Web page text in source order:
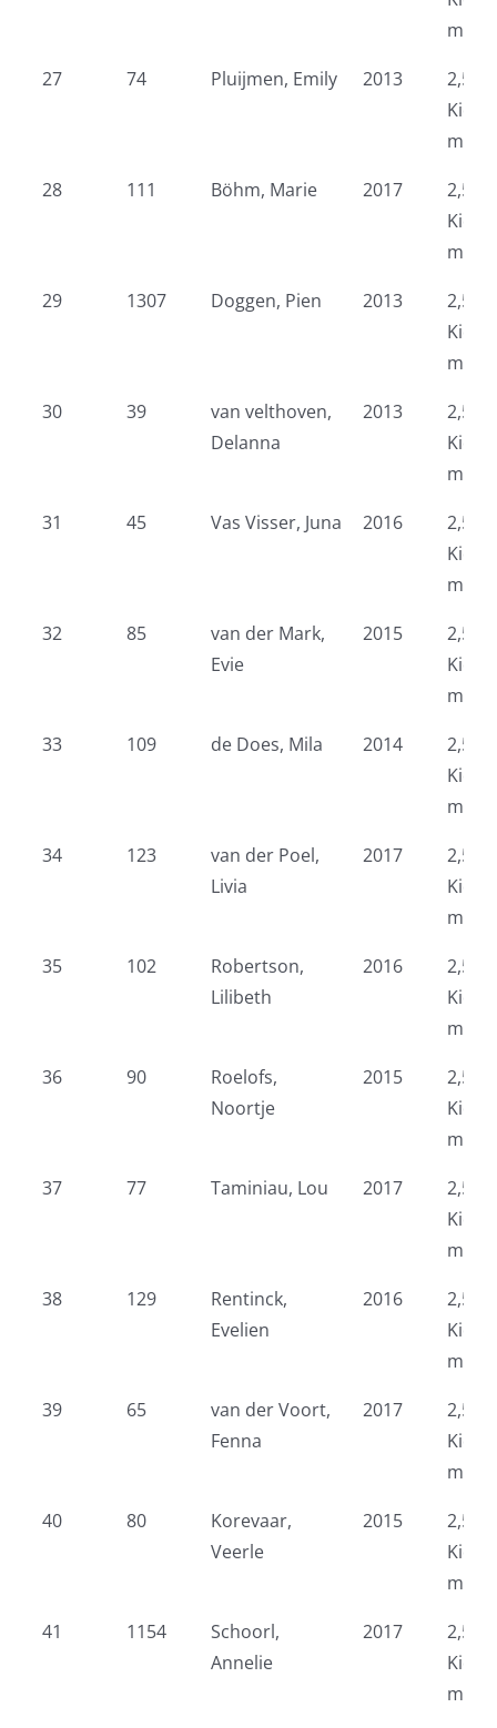
27
74 Pluijmen, Emily 2013
2,5
28
111 Böhm, Marie 2017
2,5
29
1307 Doggen, Pien 2013
2,5
30
39
van velthoven,
Delanna
2013
2,5
31
45 Vas Visser, Juna 2016
2,5
32
85
van der Mark,
Evie
2015
2,5
33
109 de Does, Mila 2014
2,5
34
123
van der Poel,
Livia
2017
2,5
35
102
Robertson,
Lilibeth
2016
2,5
36
90
Roelofs,
Noortje
2015
2,5
37
77 Taminiau, Lou 2017
2,5
38
129
Rentinck,
Evelien
2016
2,5
39
65
van der Voort,
Fenna
2017
2,5
40
80
Korevaar,
Veerle
2015
2,5
41
1154
Schoorl,
Annelie
2017
2,5